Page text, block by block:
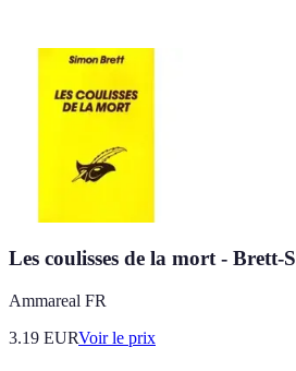
Les coulisses de la mort - Brett-S
Ammareal FR
3.19 EURVoir le prix